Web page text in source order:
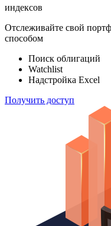
индексов
Отслеживайте свой
способом
Поиск облигаций
Watchlist
Надстройка Excel
Получить доступ